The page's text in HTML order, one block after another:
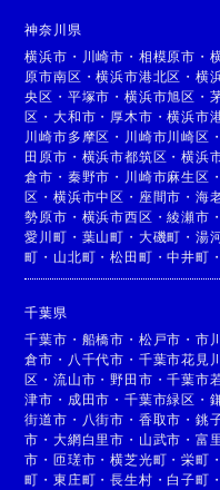
神奈川県
横浜市 ・ 川崎市 ・ 相模原市 ・
原市南区 ・横浜市港北区 ・横
央区 ・ 平塚市 ・横浜市旭区 ・
区 ・大和市 ・ 厚木市 ・横浜市
川崎市多摩区 ・ 川崎市川崎区 ・
田原市 ・ 横浜市都筑区 ・横浜
倉市 ・ 秦野市 ・ 川崎市麻生区 ・
区 ・横浜市中区 ・ 座間市 ・海
勢原市 ・ 横浜市西区 ・綾瀬市 ・
愛川町 ・ 葉山町 ・ 大磯町 ・湯
町 ・ 山北町 ・松田町 ・中井町 ・
千葉県
千葉市 ・ 船橋市 ・ 松戸市 ・市
倉市 ・ 八千代市 ・ 千葉市花見
区 ・流山市 ・野田市 ・千葉市
津市 ・ 成田市 ・千葉市緑区 ・
街道市 ・ 八街市 ・ 香取市 ・銚
市 ・大網白里市 ・ 山武市 ・富
市 ・匝瑳市 ・横芝光町 ・栄町 ・
町 ・東庄町 ・長生村 ・ 白子町 ・